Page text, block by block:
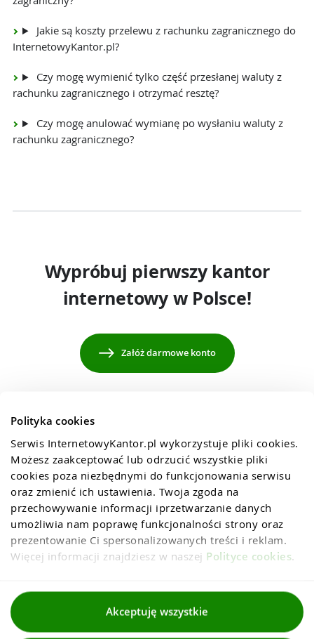
Polityka cookies
Serwis InternetowyKantor.pl wykorzystuje pliki cookies.
Możesz zaakceptować lub odrzucić wszystkie pliki
cookies poza niezbędnymi do funkcjonowania serwisu
oraz zmienić ich ustawienia. Twoja zgoda na
przechowywanie informacji iprzetwarzanie danych
umożliwia nam poprawę funkcjonalności strony oraz
prezentowanie Ci spersonalizowanych treści i reklam.
Więcej informacji znajdziesz w naszej Polityce cookies.
Akceptuję wszystkie
Jakie są koszty przelewu z rachunku zagranicznego do
InternetowyKantor.pl?
Czy mogę wymienić tylko część przesłanej waluty z
rachunku zagranicznego i otrzymać resztę?
Czy mogę anulować wymianę po wysłaniu waluty z
rachunku zagranicznego?
Wypróbuj pierwszy kantor
internetowy w Polsce!
Załóż darmowe konto
Regulaminy